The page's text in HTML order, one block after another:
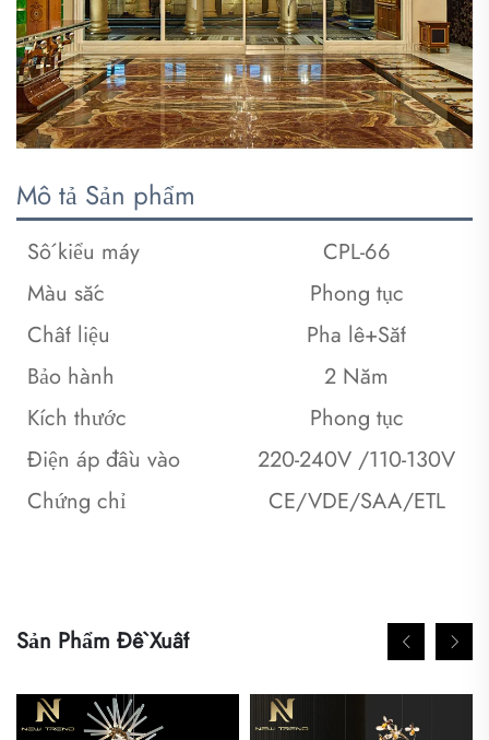
Mô tả Sản phẩm
Số kiểu máy
CPL-66
Màu sắc
Phong tục
Chất liệu
Pha lê+Sắt
Bảo hành
2 Năm
Kích thước
Phong tục
Điện áp đầu vào
220-240V /110-130V
Chứng chỉ
CE/VDE/SAA/ETL
Sản Phẩm Đề Xuất